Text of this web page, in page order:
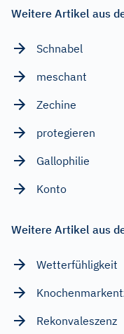
Weitere Artikel aus
Schnabel
meschant
Zechine
protegieren
Gallophilie
Konto
Weitere Artikel aus
Wetterfühligkeit
Rekonvaleszenz